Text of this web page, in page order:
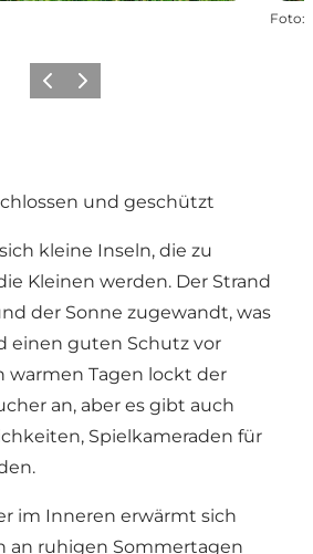
Foto:
ZurückWeiter
und geschützt
kleine Inseln, die zu
Kleinen werden. Der Strand
der Sonne zugewandt, was
einen guten Schutz vor
warmen Tagen lockt der
an, aber es gibt auch
Spielkameraden für
im Inneren erwärmt sich
an ruhigen Sommertagen